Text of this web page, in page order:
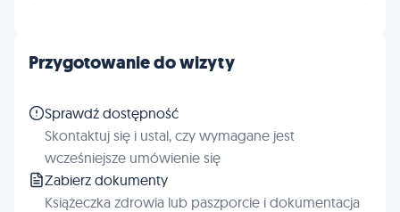
Przygotowanie do wizyty
Sprawdź dostępność
Skontaktuj się i ustal, czy wymagane jest
wcześniejsze umówienie się
Zabierz dokumenty
Książeczka zdrowia lub paszporcie i dokumentacja